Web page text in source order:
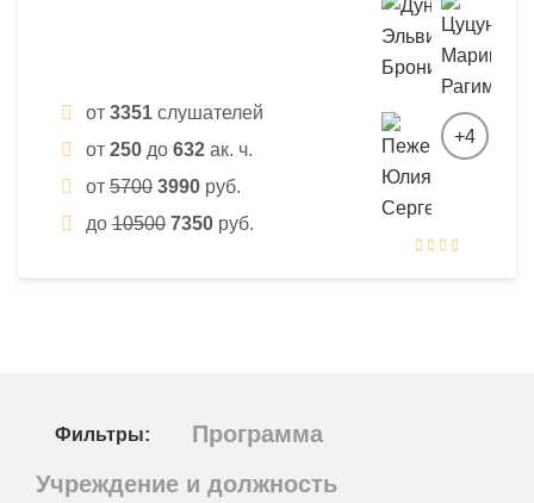
от 3351 слушателей
от 250 до 632 ак. ч.
от 5700 3990 руб.
до 10500 7350 руб.
+4
Фильтры:
Программа
Учреждение и должность